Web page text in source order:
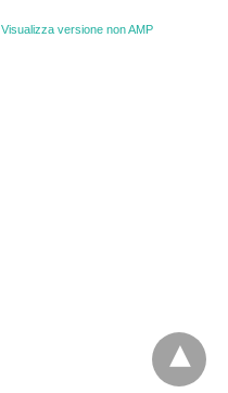
Visualizza versione non AMP